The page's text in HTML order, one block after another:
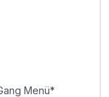
Menü*